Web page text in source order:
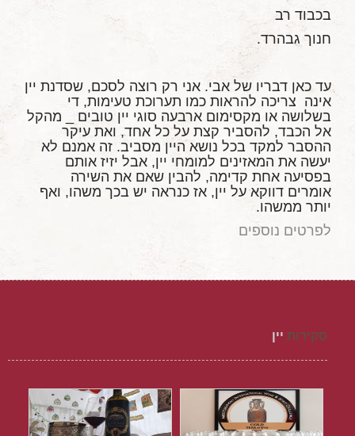
בכבוד רב
חנוך גבהרד.
עד כאן דבריו של אבי. אני רק רוצה לסכם, שסדנת יין
אינה צריכה להראות כמו תערוכת טעימות, די
בשלושה או מקסימום ארבעה סוגי יין טובים _ מהקל
אל הכבד, להסביר קצת על כל אחד, ואת עיקר
ההסבר למקד בכל נושא היין מסביב. זה אמנם לא
יעשה את המאזינים למומחי יין, אבל יזיז אותם
בפסיעה אחת קדימה, להבין שאם את השירה
אומרים דווקא על יין, אז כנראה יש בכך משהו, ואף
יותר ממשהו.
לפרטים נוספים
סקירות יין